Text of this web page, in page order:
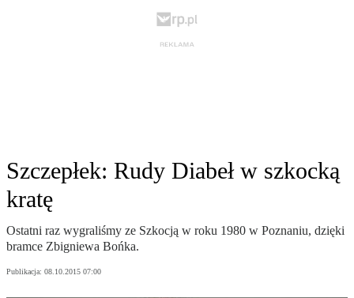
Szczepłek: Rudy Diabeł w szkocką
kratę
Ostatni raz wygraliśmy ze Szkocją w roku 1980 w Poznaniu, dzięki
bramce Zbigniewa Bońka.
Publikacja: 08.10.2015 07:00